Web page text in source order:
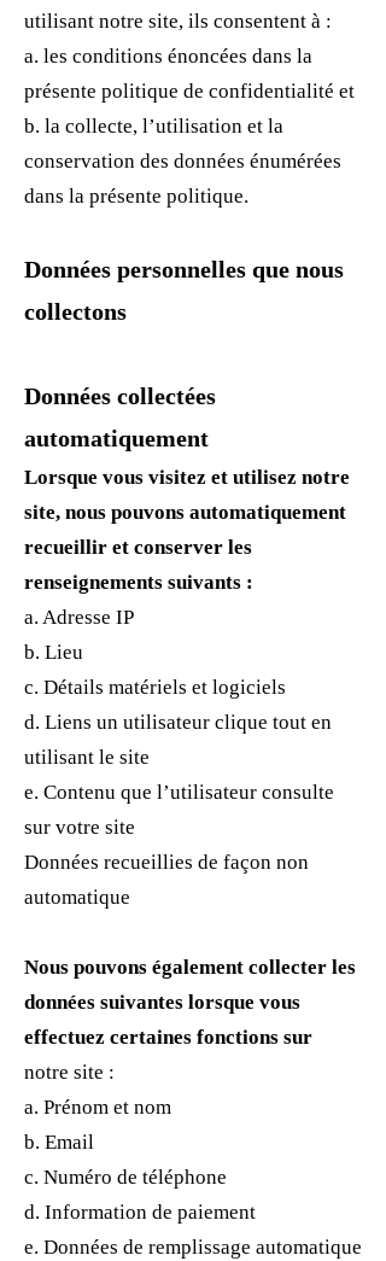
utilisant notre site, ils consentent à :
a. les conditions énoncées dans la
présente politique de confidentialité et
b. la collecte, l’utilisation et la
conservation des données énumérées
dans la présente politique.
Données personnelles que nous
collectons
Données collectées
automatiquement
Lorsque vous visitez et utilisez notre
site, nous pouvons automatiquement
recueillir et conserver les
renseignements suivants :
a. Adresse IP
b. Lieu
c. Détails matériels et logiciels
d. Liens un utilisateur clique tout en
utilisant le site
e. Contenu que l’utilisateur consulte
sur votre site
Données recueillies de façon non
automatique
Nous pouvons également collecter les
données suivantes lorsque vous
effectuez certaines fonctions sur
notre site :
a. Prénom et nom
b. Email
c. Numéro de téléphone
d. Information de paiement
e. Données de remplissage automatique